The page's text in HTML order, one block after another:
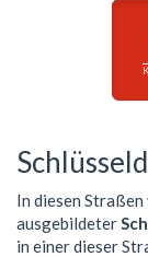
In diesen Straßen
ausgebildeter
in einer dieser